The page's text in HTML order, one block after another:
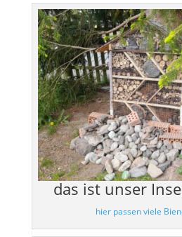
das ist unser
hier passen viele